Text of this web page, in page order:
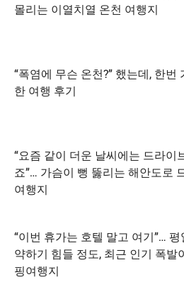
몰리는 이열치열 온천 여행지
“폭염에 무슨 온천?” 했는데, 한번
한 여행 후기
“요즘 같이 더운 날씨에는 드라이
죠”… 가슴이 뻥 뚫리는 해안도로
여행지
“이번 휴가는 호텔 말고 여기”… 평
약하기 힘들 정도, 최근 인기 폭발
핑여행지